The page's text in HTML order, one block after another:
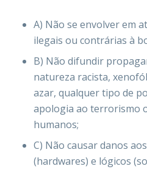
A) Não se envolver em
ilegais ou contrárias à
B) Não difundir
natureza racista,
azar, qualquer tipo de
apologia ao terrorismo
humanos;
C) Não causar danos
(hardwares) e lógicos